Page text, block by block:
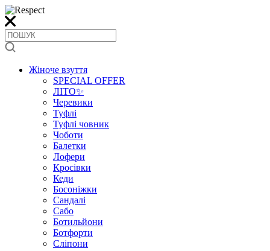
Жіноче взуття
SPECIAL OFFER
ЛІТО✨
Черевики
Туфлі
Туфлі човник
Чоботи
Балетки
Лофери
Кросівки
Кеди
Босоніжки
Сандалі
Сабо
Ботильйони
Ботфорти
Сліпони